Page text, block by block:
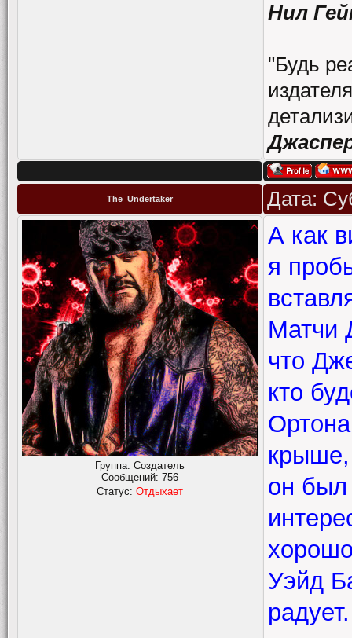
Нил
"Будь
The_Undertaker Дата:
Группа: Создатель
Сообщений: 756
Статус: Отдыхает
А как
я
Матчи
что
кто
крыше,
он
Уэйд